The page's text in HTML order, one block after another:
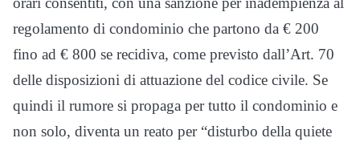
regolamento di condominio che partono da € 200
fino ad € 800 se recidiva, come previsto dall’Art. 70
delle disposizioni di attuazione del codice civile. Se
quindi il rumore si propaga per tutto il condominio e
non solo, diventa un reato per “disturbo della quiete